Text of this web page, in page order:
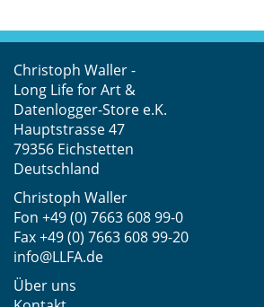
Christoph Waller -
Long Life for Art &
Datenlogger-Store e.K.
Hauptstrasse 47
79356 Eichstetten
Deutschland
Christoph Waller
Fon +49 (0) 7663 608 99-0
Fax +49 (0) 7663 608 99-20
info@LLFA.de
Über uns